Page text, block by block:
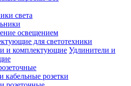
света
освещением
для светотехники
Удлинители и
кабельные розетки